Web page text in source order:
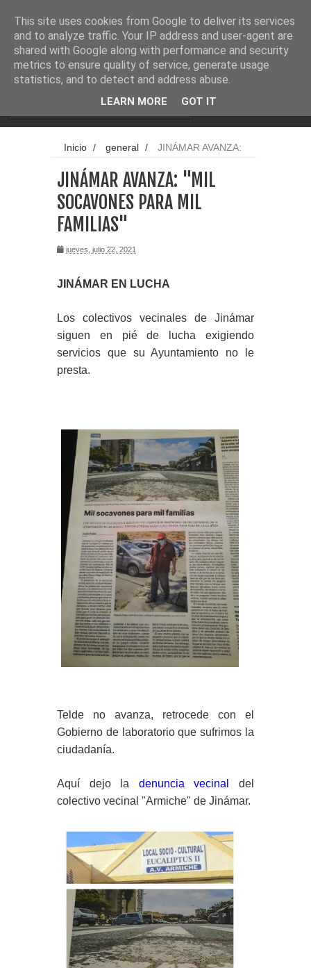
Cargando...
Inicio / general /
JINÁMAR AVANZA:
JINÁMAR AVANZA: "MIL
SOCAVONES PARA MIL
FAMILIAS"
jueves, julio 22, 2021
JINÁMAR EN LUCHA
Los colectivos vecinales de Jinámar
siguen en pié de lucha exigiendo
servicios que su Ayuntamiento no le
presta.
Telde no avanza, retrocede con el
Gobierno de laboratorio que sufrimos la
ciudadanía.
Aquí dejo la denuncia vecinal
del
colectivo vecinal "Armiche" de Jinámar.
This site uses cookies from Google to deliver its services
and to analyze traffic. Your IP address and user-agent are
shared with Google along with performance and security
metrics to ensure quality of service, generate usage
statistics, and to detect and address abuse.
LEARN MORE GOT IT